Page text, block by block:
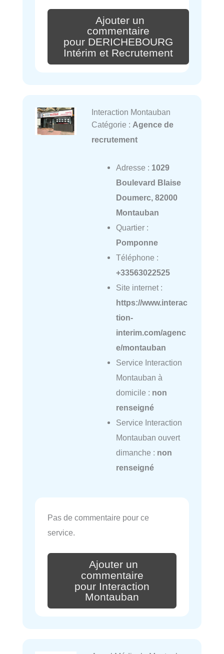
Ajouter un
commentaire
pour DERICHEBOURG
Intérim et Recrutement
Interaction Montauban
Catégorie : Agence de
recrutement
Adresse : 1029
Boulevard Blaise
Doumerc, 82000
Montauban
Quartier :
Pomponne
Téléphone :
+33563022525
Site internet :
https://www.interac
tion-
interim.com/agenc
e/montauban
Service Interaction
Montauban à
domicile : non
renseigné
Service Interaction
Montauban ouvert
dimanche : non
renseigné
Pas de commentaire pour ce
service.
Ajouter un
commentaire
pour Interaction
Montauban